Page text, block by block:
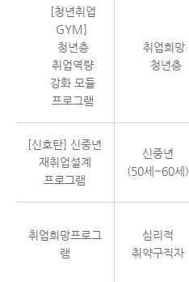
[청년취업
GYM]
청년층
취업역량
강화 모듈
프로그램
취업희망
청년층
[신호탄] 신중년
재취업설계
프로그램
신중년
(50세~60세)
취업희망프로그
램
심리적
취약구직자